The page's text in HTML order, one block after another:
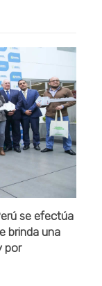
se efectúa
brinda una
por